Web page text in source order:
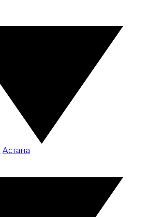
Астана